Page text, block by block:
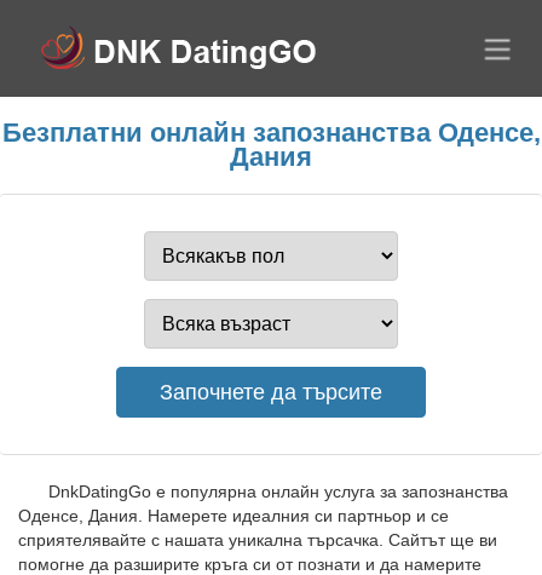
Безплатни онлайн запознанства Оденсе,
Дания
DnkDatingGo е популярна онлайн услуга за запознанства
Оденсе, Дания. Намерете идеалния си партньор и се
сприятелявайте с нашата уникална търсачка. Сайтът ще ви
помогне да разширите кръга си от познати и да намерите